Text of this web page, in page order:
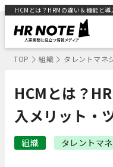
HCMとは？HRMの違い＆機能と
TOP 組織 タレントマネ
HCMとは？
入メリット・
組織 タレントマ